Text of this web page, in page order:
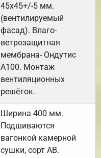
45х45+/-5 мм.
(вентилируемый
фасад). Влаго-
ветрозащитная
мембрана- Ондутис
А100. Монтаж
вентиляционных
решёток.
Ширина 400 мм.
Подшиваются
вагонкой камерной
сушки, сорт АВ.